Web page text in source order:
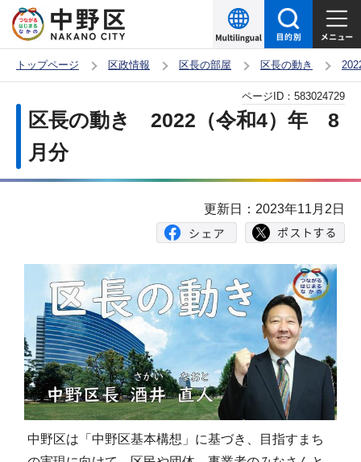
の
ー
トップページ 区政情報 区長の部屋 区長の動き
か
区長の動き 2022（令和4）年 8
月分
ページID： 583024729
更新日：2023年11月2日
中野区は「中野区基本構想」に基づき、目指すまち